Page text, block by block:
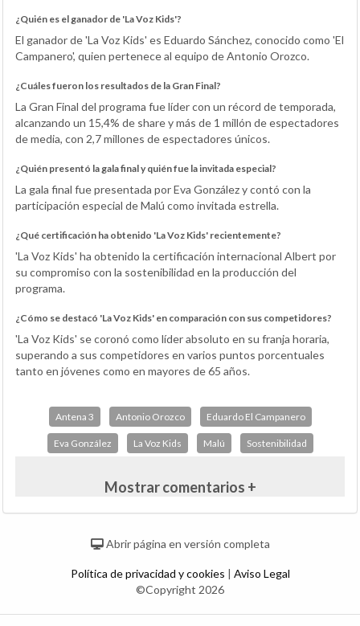
¿Quién es el ganador de 'La Voz Kids'?
El ganador de 'La Voz Kids' es Eduardo Sánchez, conocido como 'El
Campanero', quien pertenece al equipo de Antonio Orozco.
¿Cuáles fueron los resultados de la Gran Final?
La Gran Final del programa fue líder con un récord de temporada,
alcanzando un 15,4% de share y más de 1 millón de espectadores
de media, con 2,7 millones de espectadores únicos.
¿Quién presentó la gala final y quién fue la invitada especial?
La gala final fue presentada por Eva González y contó con la
participación especial de Malú como invitada estrella.
¿Qué certificación ha obtenido 'La Voz Kids' recientemente?
'La Voz Kids' ha obtenido la certificación internacional Albert por
su compromiso con la sostenibilidad en la producción del
programa.
¿Cómo se destacó 'La Voz Kids' en comparación con sus competidores?
'La Voz Kids' se coronó como líder absoluto en su franja horaria,
superando a sus competidores en varios puntos porcentuales
tanto en jóvenes como en mayores de 65 años.
Antena 3 Antonio Orozco Eduardo El Campanero
Eva González La Voz Kids Malú Sostenibilidad
Mostrar comentarios +
Abrir página en versión completa
Política de privacidad y cookies | Aviso Legal
©Copyright 2026